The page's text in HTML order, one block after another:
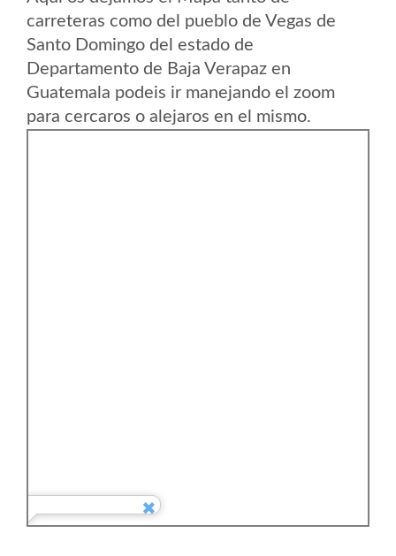
carreteras como del pueblo de Vegas de
Santo Domingo del estado de
Departamento de Baja Verapaz en
Guatemala podeis ir manejando el zoom
para cercaros o alejaros en el mismo.